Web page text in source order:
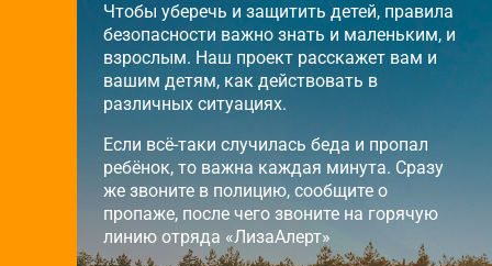
Чтобы уберечь и защитить детей, правила
безопасности важно знать и маленьким, и
взрослым. Наш проект расскажет вам и
вашим детям, как действовать в
различных ситуациях.
Если всё-таки случилась беда и пропал
ребёнок, то важна каждая минута. Сразу
же звоните в полицию, сообщите о
пропаже, после чего звоните на горячую
линию отряда «ЛизаАлерт»